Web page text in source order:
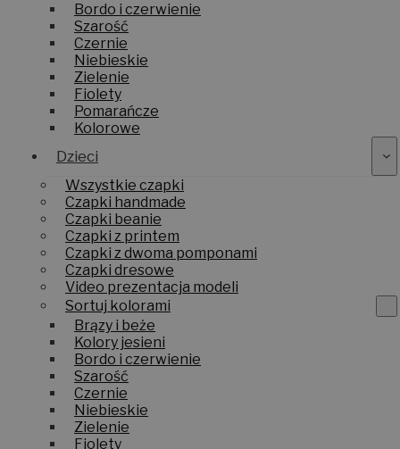
Bordo i czerwienie
Szarość
Czernie
Niebieskie
Zielenie
Fiolety
Pomarańcze
Kolorowe
Dzieci
Wszystkie czapki
Czapki handmade
Czapki beanie
Czapki z printem
Czapki z dwoma pomponami
Czapki dresowe
Video prezentacja modeli
Sortuj kolorami
Brązy i beże
Kolory jesieni
Bordo i czerwienie
Szarość
Czernie
Niebieskie
Zielenie
Fiolety